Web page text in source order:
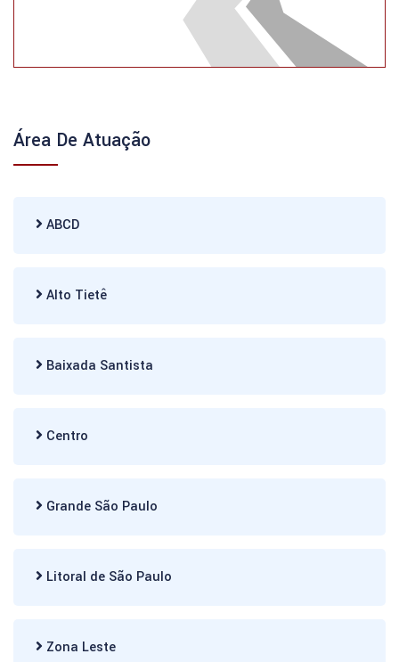
Área De Atuação
ABCD
Alto Tietê
Baixada Santista
Centro
Grande São Paulo
Litoral de São Paulo
Zona Leste